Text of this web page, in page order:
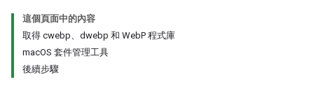
這個頁面中的內容
取得 cwebp、dwebp 和 WebP 程式庫
macOS 套件管理工具
後續步驟